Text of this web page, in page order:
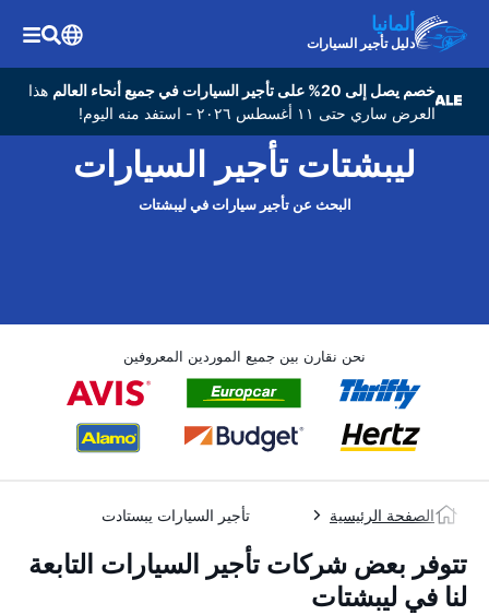
ألمانيا
دليل تأجير السيارات
خصم يصل إلى 20% على تأجير السيارات في جميع أنحاء العالم
هذا
العرض ساري حتى ١١ أغسطس ٢٠٢٦ - استفد منه اليوم!
ليبشتات تأجير السيارات
البحث عن تأجير سيارات في ليبشتات
نحن نقارن بين جميع الموردين المعروفين
الصفحة الرئيسية تأجير السيارات يبستادت
تتوفر بعض شركات تأجير السيارات التابعة
لنا في ليبشتات